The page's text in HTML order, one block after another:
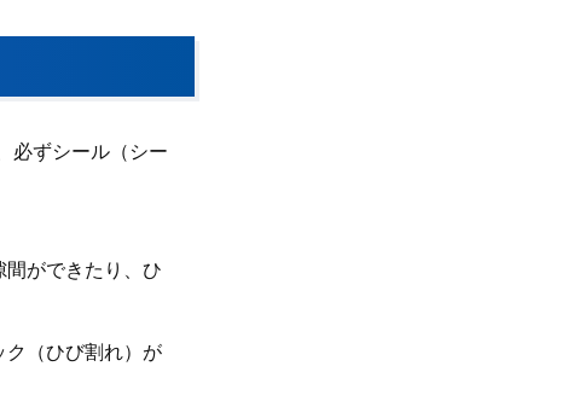
必ずシール（シー
ができたり、ひ
（ひび割れ）が